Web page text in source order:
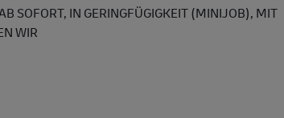
SOFORT, IN GERINGFÜGIGKEIT (MINIJOB), MIT
WIR